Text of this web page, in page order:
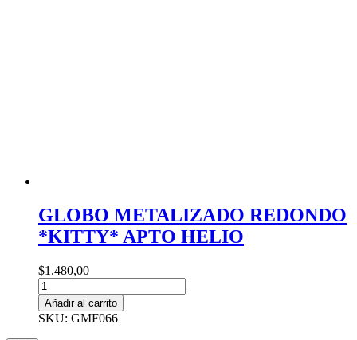
GLOBO METALIZADO REDONDO
*KITTY* APTO HELIO
$1.480,00
GLOBO
METALIZADO
REDONDO
Añadir al carrito
SKU: GMF066